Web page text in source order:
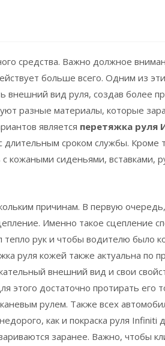
средства. Важно должное
больше всего. Одним из
внешний вид руля, создав более
разные материалы, которые
является перетяжка руля
сроком службы. Кроме
кожаными сиденьями, вставками,
причинам. В первую
Именно такое сцепление
рук и чтобы водителю было
руля кожей также актуальна по
внешний вид и свои
этого достаточно протирать его
рулем. Также всех
как и покраска руля Infiniti
заранее. Важно, чтобы